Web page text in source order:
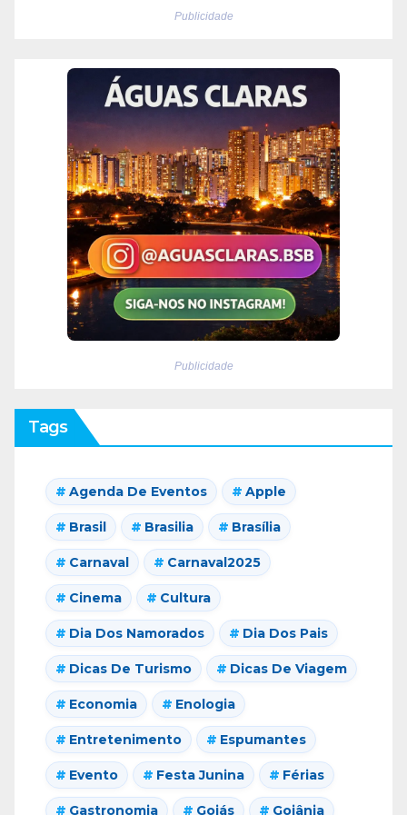
Publicidade
Publicidade
Tags
Agenda De Eventos Apple
Brasil Brasilia Brasília
Carnaval Carnaval2025
Cinema Cultura
Dia Dos Namorados Dia Dos Pais
Dicas De Turismo Dicas De Viagem
Economia Enologia
Entretenimento Espumantes
Evento Festa Junina Férias
Gastronomia Goiás Goiânia